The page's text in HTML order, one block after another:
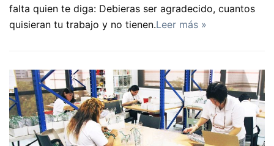
falta quien te diga: Debieras ser agradecido, cuantos
quisieran tu trabajo y no tienen.Leer más »